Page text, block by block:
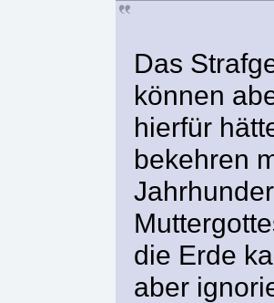
Das
können
hierfür
bekehren
die Erde
aber